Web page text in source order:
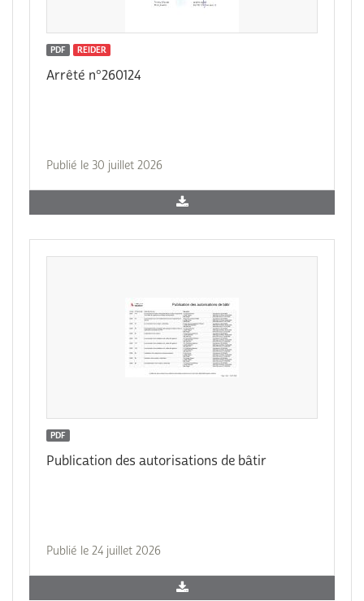
PDF REIDER
Arrêté n°260124
Publié le 30 juillet 2026
PDF
Publication des autorisations de bâtir
Publié le 24 juillet 2026